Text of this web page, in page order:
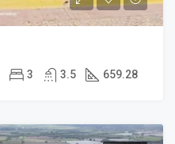
3 3.5 659.28